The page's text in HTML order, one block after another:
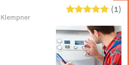
Klempner
(1)